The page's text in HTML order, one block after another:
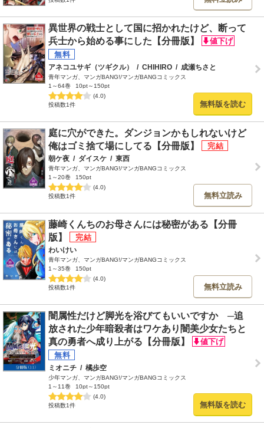
異世界の戦士として国に招かれたけど、断って
兵士から始める事にした【分冊版】
アネコユサギ（ツギクル） / CHIHIRO / 成瀬ちさと
青年マンガ、マンガBANG!/マンガBANGコミックス
1～64巻
10pt～150pt
(4.0)
投稿数1件
無料版を読む
庭に穴ができた。ダンジョンかもしれないけど
俺はゴミ捨て場にしてる【分冊版】
朝ケ夜 / ダイスケ / 東西
青年マンガ、マンガBANG!/マンガBANGコミックス
1～20巻
150pt
(4.0)
投稿数1件
無料立読み
藤崎くんちのお母さんには秘密がある【分冊
版】
わいけい
青年マンガ、マンガBANG!/マンガBANGコミックス
1～35巻
150pt
(4.0)
投稿数1件
無料立読み
闇属性だけど脚光を浴びてもいいですか ─追
放された少年暗殺者はワケあり闇美少女たちと
真の勇者へ成り上がる【分冊版】
ミオニチ / 橘歩空
少年マンガ、マンガBANG!/マンガBANGコミックス
1～11巻
10pt～150pt
(4.0)
投稿数1件
無料版を読む